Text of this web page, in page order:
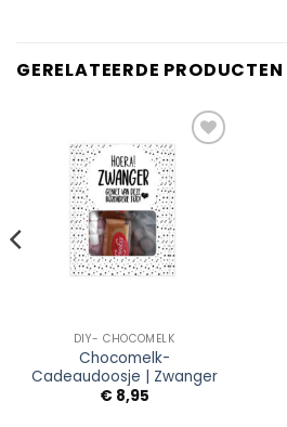
GERELATEERDE PRODUCTEN
Wishlist
DIY- CHOCOMELK
Chocomelk-
Cadeaudoosje | Zwanger
€8,95